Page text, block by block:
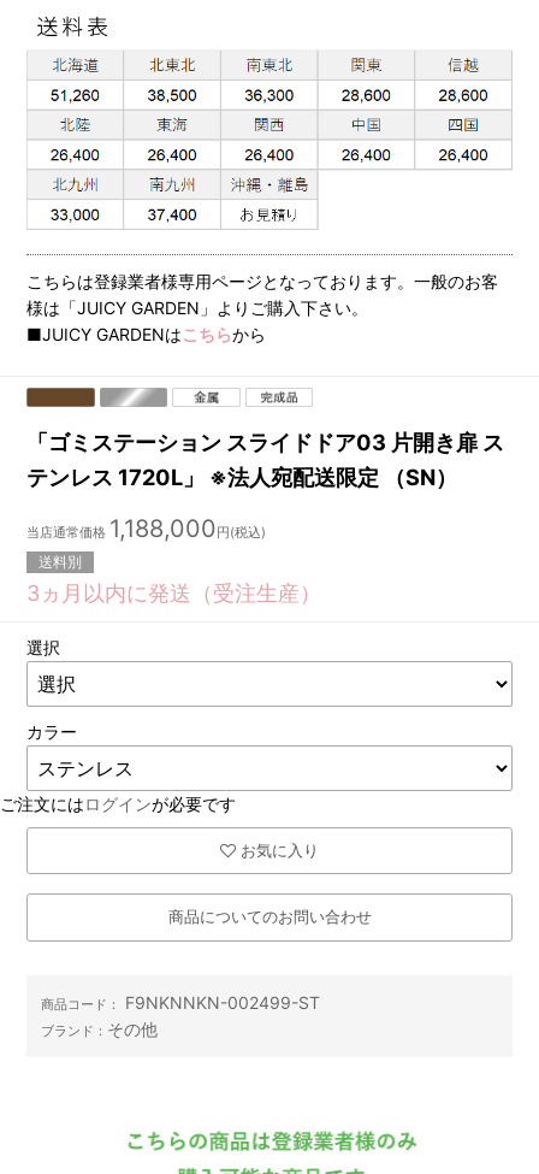
こちらは登録業者様専用ページとなっております。一般のお客
様は「JUICY GARDEN」よりご購入下さい。
■JUICY GARDENはこちらから
「ゴミステーション スライドドア03 片開き扉 ス
テンレス 1720L」 ※法人宛配送限定 （SN）
当店通常価格 1,188,000円(税込)
送料別
3ヵ月以内に発送（受注生産）
選択
カラー
ご注文にはログインが必要です
お気に入り
商品についてのお問い合わせ
商品コード： F9NKNNKN-002499-ST
ブランド： その他